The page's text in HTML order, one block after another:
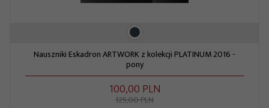
Nauszniki Eskadron ARTWORK z kolekcji PLATINUM 2016 -
pony
100,00 PLN
125,00 PLN